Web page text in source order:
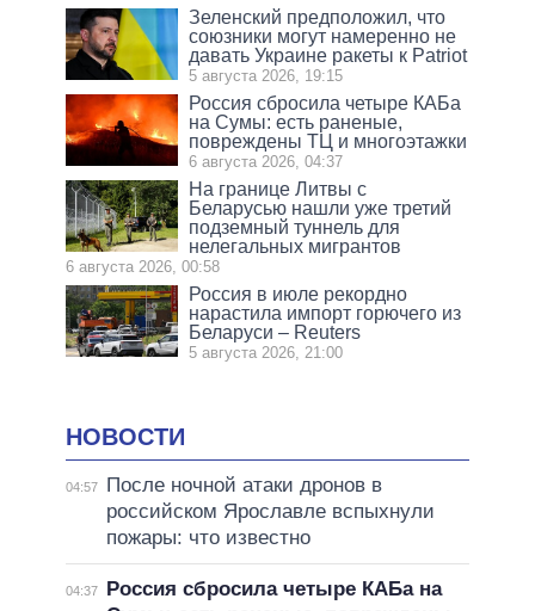
Зеленский предположил, что
союзники могут намеренно не
давать Украине ракеты к Patriot
5 августа 2026, 19:15
Россия сбросила четыре КАБа
на Сумы: есть раненые,
повреждены ТЦ и многоэтажки
6 августа 2026, 04:37
На границе Литвы с
Беларусью нашли уже третий
подземный туннель для
нелегальных мигрантов
6 августа 2026, 00:58
Россия в июле рекордно
нарастила импорт горючего из
Беларуси – Reuters
5 августа 2026, 21:00
НОВОСТИ
04:57
После ночной атаки дронов в
российском Ярославле вспыхнули
пожары: что известно
04:37
Россия сбросила четыре КАБа на